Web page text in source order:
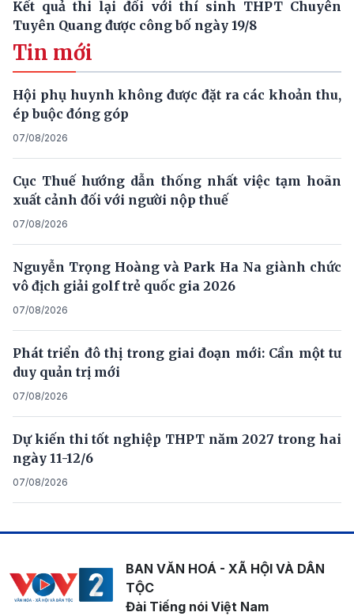
Kết quả thi lại đối với thí sinh THPT Chuyên
Tuyên Quang được công bố ngày 19/8
Tin mới
Hội phụ huynh không được đặt ra các khoản thu,
ép buộc đóng góp
07/08/2026
Cục Thuế hướng dẫn thống nhất việc tạm hoãn
xuất cảnh đối với người nộp thuế
07/08/2026
Nguyễn Trọng Hoàng và Park Ha Na giành chức
vô địch giải golf trẻ quốc gia 2026
07/08/2026
Phát triển đô thị trong giai đoạn mới: Cần một tư
duy quản trị mới
07/08/2026
Dự kiến thi tốt nghiệp THPT năm 2027 trong hai
ngày 11-12/6
07/08/2026
BAN VĂN HOÁ - XÃ HỘI VÀ DÂN
TỘC
Đài Tiếng nói Việt Nam